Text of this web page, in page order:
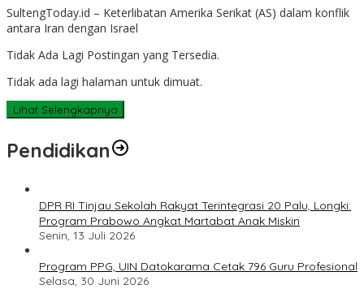
SultengToday.id – Keterlibatan Amerika Serikat (AS) dalam konflik
antara Iran dengan Israel
Tidak Ada Lagi Postingan yang Tersedia.
Tidak ada lagi halaman untuk dimuat.
Lihat Selengkapnya
Pendidikan
DPR RI Tinjau Sekolah Rakyat Terintegrasi 20 Palu, Longki:
Program Prabowo Angkat Martabat Anak Miskin
Senin, 13 Juli 2026
Program PPG, UIN Datokarama Cetak 796 Guru Profesional
Selasa, 30 Juni 2026